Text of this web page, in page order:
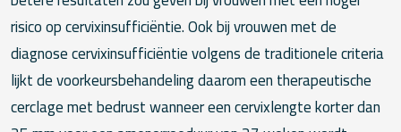
risico op cervixinsufficiëntie. Ook bij vrouwen met de
diagnose cervixinsufficiëntie volgens de traditionele criteria
lijkt de voorkeursbehandeling daarom een therapeutische
cerclage met bedrust wanneer een cervixlengte korter dan